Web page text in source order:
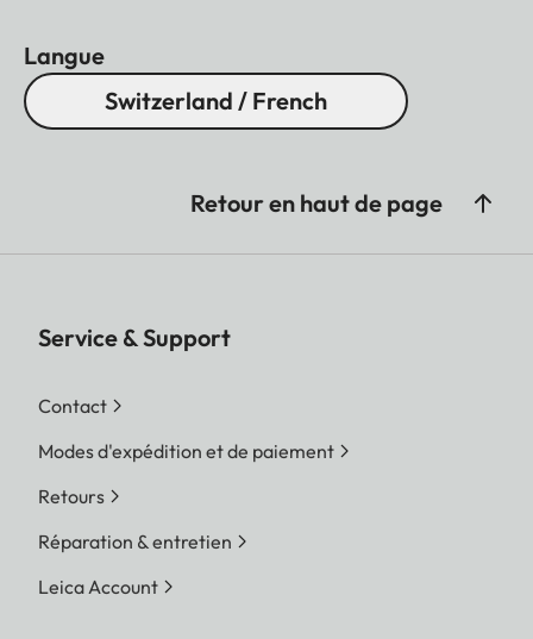
Langue
Switzerland / French
Retour en haut de page
Service & Support
Contact
Modes d'expédition et de paiement
Retours
Réparation & entretien
Leica Account